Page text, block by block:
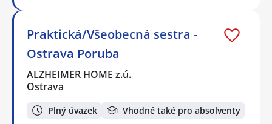
Praktická/Všeobecná sestra -
Ostrava Poruba
ALZHEIMER HOME z.ú.
Ostrava
Plný úvazek Vhodné také pro absolventy